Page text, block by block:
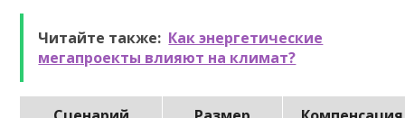
Читайте также: Как энергетические
мегапроекты влияют на климат?